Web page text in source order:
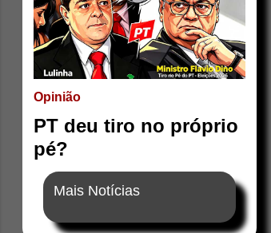
Opinião
PT deu tiro no próprio
pé?
Mais Notícias